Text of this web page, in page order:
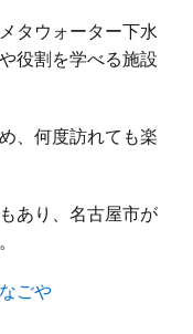
タウォーター下水
役割を学べる施設
、何度訪れても楽
あり、名古屋市が
ごや